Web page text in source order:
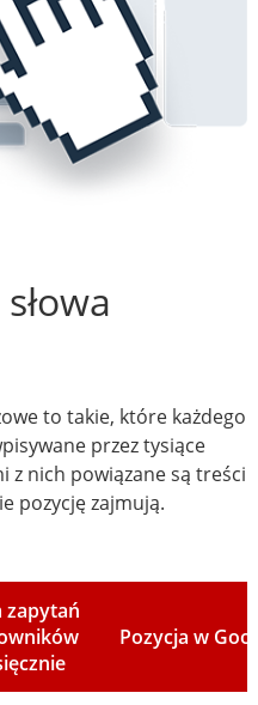
to takie, które każdego
przez tysiące
z nich powiązane są treści
pozycję zajmują.
zapytań
Pozycja w